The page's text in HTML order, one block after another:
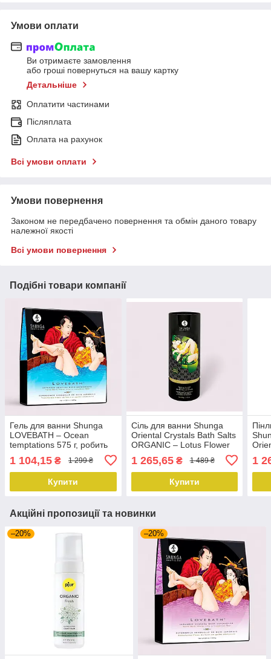
Умови оплати
Ви отримаєте замовлення
або гроші повернуться на вашу картку
Детальніше
Оплатити частинами
Післяплата
Оплата на рахунок
Всі умови оплати
Умови повернення
Законом не передбачено повернення та обмін даного товару
належної якості
Всі умови повернення
Подібні товари компанії
Гель для ванни Shunga
LOVEBATH – Ocean
temptations 575 г, робить
воду ароматним желе зі
SPA-ефектом
1 104,15 ₴ 1 299 ₴
Купити
Сіль для ванни Shunga
Oriental Crystals Bath Salts
ORGANIC – Lotus Flower
(500 г) сіль Мертвого моря
1 265,65₴ 1 489 ₴
Купити
1
Акційні пропозиції та новинки
–20% –20%